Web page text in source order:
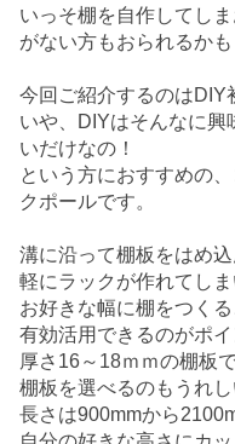
いっそ棚を自作してし
がない方もおられるかも
今回ご紹介するのはDIY
いや、DIYはそんなに興
いだけなの！
という方におすすめの
クポールです。
溝に沿って棚板をはめ
軽にラックが作れてしま
お好きな幅に棚をつく
有効活用できるのがポイ
厚さ16～18ｍｍの棚板
棚板を選べるのもうれし
長さは900mmから